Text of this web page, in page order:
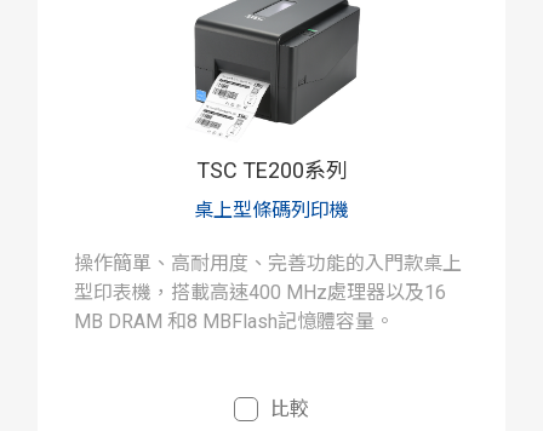
TSC TE200系列
桌上型條碼列印機
操作簡單、高耐用度、完善功能的入門款桌上
型印表機，搭載高速400 MHz處理器以及16
MB DRAM 和8 MBFlash記憶體容量。
比較